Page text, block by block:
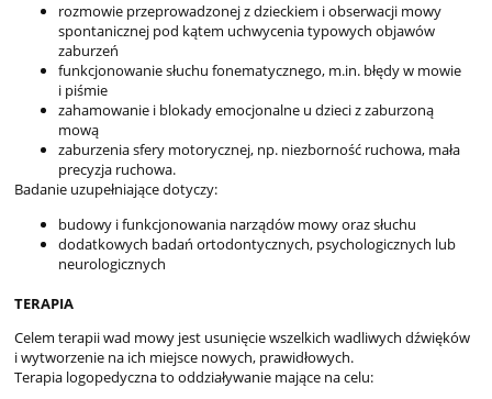
rozmowie przeprowadzonej z dzieckiem i obserwacji mowy
spontanicznej pod kątem uchwycenia typowych objawów
zaburzeń
funkcjonowanie słuchu fonematycznego, m.in. błędy w mowie
i piśmie
zahamowanie i blokady emocjonalne u dzieci z zaburzoną
mową
zaburzenia sfery motorycznej, np. niezborność ruchowa, mała
precyzja ruchowa.
Badanie uzupełniające dotyczy:
budowy i funkcjonowania narządów mowy oraz słuchu
dodatkowych badań ortodontycznych, psychologicznych lub
neurologicznych
TERAPIA
Celem terapii wad mowy jest usunięcie wszelkich wadliwych dźwięków
i wytworzenie na ich miejsce nowych, prawidłowych.
Terapia logopedyczna to oddziaływanie mające na celu: